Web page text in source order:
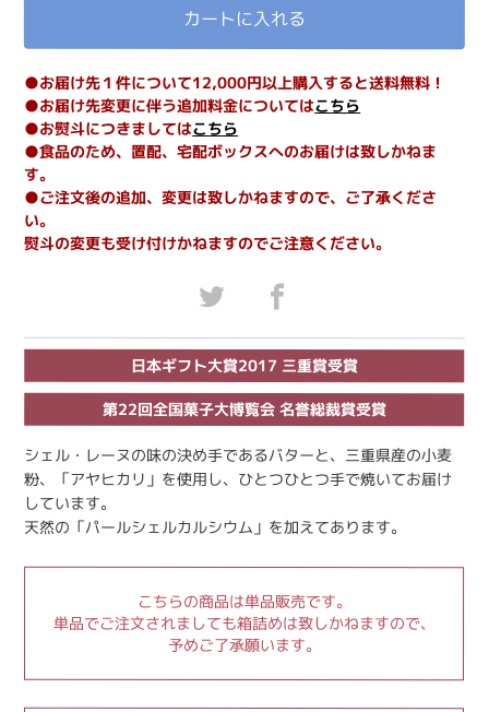
カートに入れる
●お届け先１件について12,000円以上購入すると送料無料！
●お届け先変更に伴う追加料金についてはこちら
●お熨斗につきましてはこちら
●食品のため、置配、宅配ボックスへのお届けは致しかねま
す。
●ご注文後の追加、変更は致しかねますので、ご了承くださ
い。
熨斗の変更も受け付けかねますのでご注意ください。
日本ギフト大賞2017 三重賞受賞
第22回全国菓子大博覧会 名誉総裁賞受賞
シェル・レーヌの味の決め手であるバターと、三重県産の小麦
粉、「アヤヒカリ」を使用し、ひとつひとつ手で焼いてお届け
しています。
天然の「パールシェルカルシウム」を加えてあります。
こちらの商品は単品販売です。
単品でご注文されましても箱詰めは致しかねますので、
予めご了承願います。